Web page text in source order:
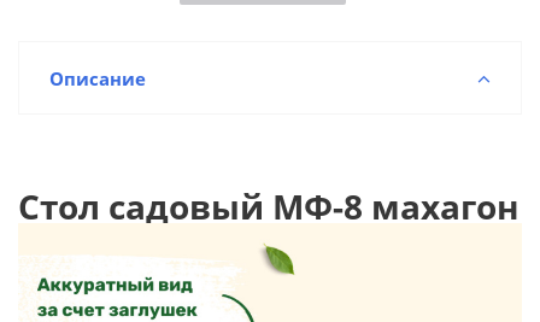
Описание
Стол садовый МФ-8 махагон